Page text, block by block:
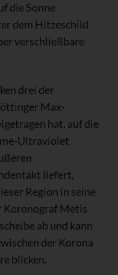
die Sonne
dem Hitzeschild
verschließbare
drei der
Max-
hat, auf die
Ultraviolet
liefert,
Region in seine
Koronograf Metis
ab und kann
der Korona
blicken.